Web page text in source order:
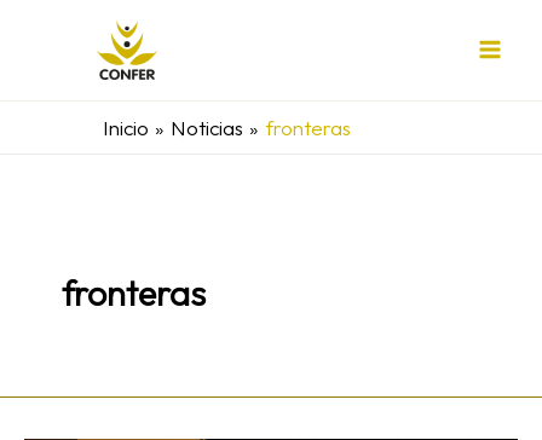
Inicio
Noticias fronteras
fronteras